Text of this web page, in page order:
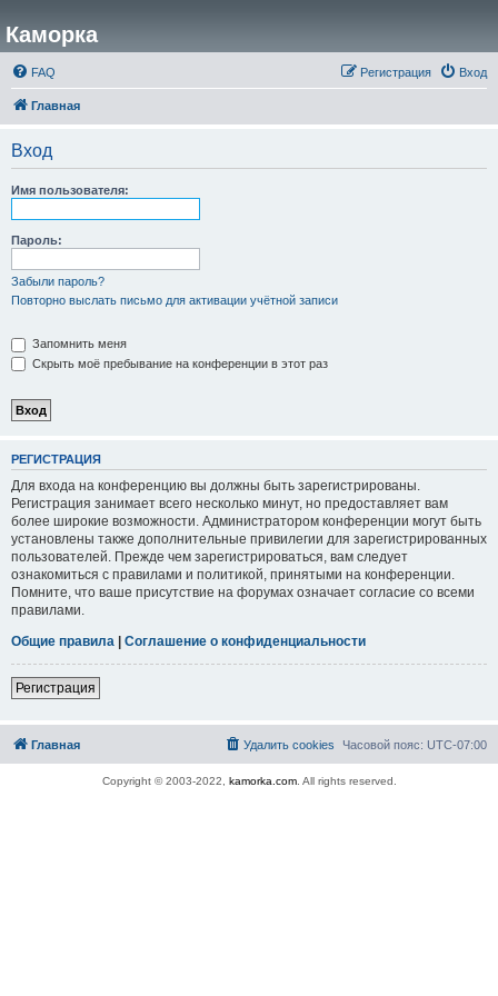
Каморка
FAQ Вход
Регистрация
Главная
Вход
Имя пользователя:
Пароль:
Забыли пароль?
Повторно выслать письмо для активации учётной записи
Запомнить меня
Скрыть моё пребывание на конференции в этот раз
РЕГИСТРАЦИЯ
Для входа на конференцию вы должны быть зарегистрированы.
Регистрация занимает всего несколько минут, но предоставляет вам
более широкие возможности. Администратором конференции могут быть
установлены также дополнительные привилегии для зарегистрированных
пользователей. Прежде чем зарегистрироваться, вам следует
ознакомиться с правилами и политикой, принятыми на конференции.
Помните, что ваше присутствие на форумах означает согласие со всеми
правилами.
Общие правила | Соглашение о конфиденциальности
Регистрация
Главная Часовой пояс: UTC-07:00
Удалить cookies
Copyright © 2003-2022, kamorka.com. All rights reserved.